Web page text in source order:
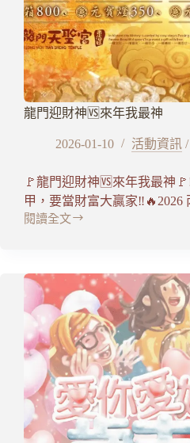
龍門迎財神🆚來年我最神
2026-01-10 活動資訊 /
🚩龍門迎財神🆚來年我最神
甲，要當財富大贏家
閱讀全文
龍
財
🆚
年
我
神